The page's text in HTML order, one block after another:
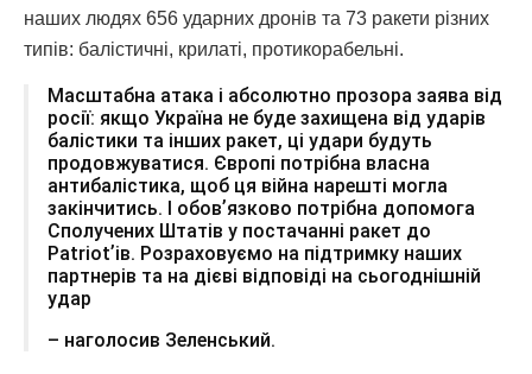
наших людях 656 ударних дронів та 73 ракети різних
типів: балістичні, крилаті, протикорабельні.
Масштабна атака і абсолютно прозора заява від
росії: якщо Україна не буде захищена від ударів
балістики та інших ракет, ці удари будуть
продовжуватися. Європі потрібна власна
антибалістика, щоб ця війна нарешті могла
закінчитись. І обовʼязково потрібна допомога
Сполучених Штатів у постачанні ракет до
Patriotʼів. Розраховуємо на підтримку наших
партнерів та на дієві відповіді на сьогоднішній
удар
– наголосив Зеленський.